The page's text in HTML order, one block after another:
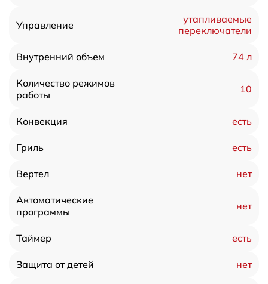
Управление
утапливаемые
переключатели
Внутренний объем 74 л
Количество режимов
работы
10
Конвекция есть
Гриль есть
Вертел нет
Автоматические
программы
нет
Таймер есть
Защита от детей нет